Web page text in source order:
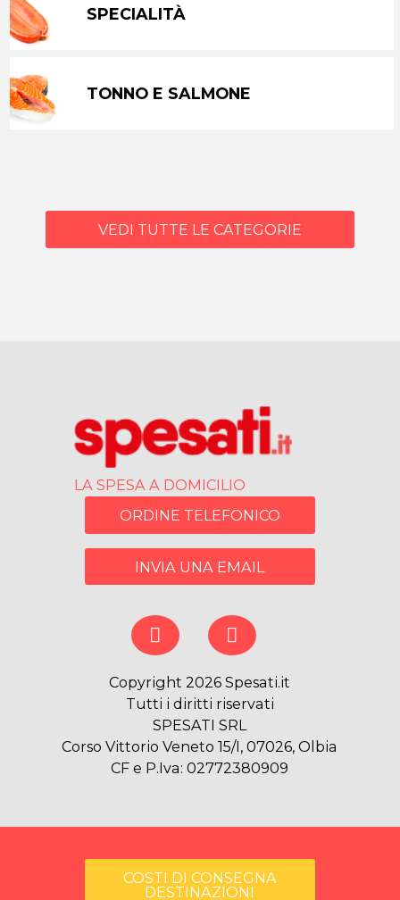
SPECIALITÀ
TONNO E SALMONE
VEDI TUTTE LE CATEGORIE
LA SPESA A DOMICILIO
ORDINE TELEFONICO
INVIA UNA EMAIL
Copyright 2026 Spesati.it
Tutti i diritti riservati
SPESATI SRL
Corso Vittorio Veneto 15/I, 07026, Olbia
CF e P.Iva: 02772380909
COSTI DI CONSEGNA
DESTINAZIONI